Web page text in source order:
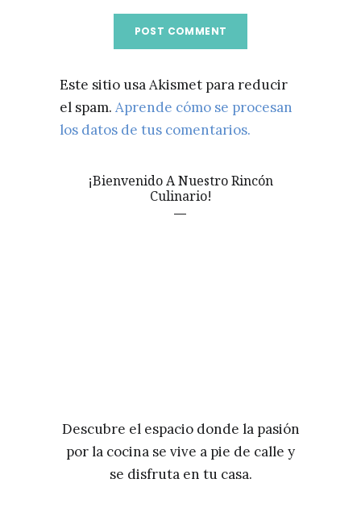
Este sitio usa Akismet para reducir
el spam. Aprende cómo se procesan
los datos de tus comentarios.
¡Bienvenido A Nuestro Rincón
Culinario!
Descubre el espacio donde la pasión
por la cocina se vive a pie de calle y
se disfruta en tu casa.